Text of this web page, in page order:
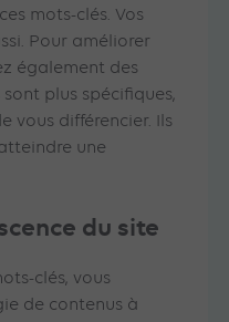
mots-clés. Vos
Pour améliorer
également des
sont plus spécifiques,
vous différencier. Ils
une
du site
clés, vous
de contenus à